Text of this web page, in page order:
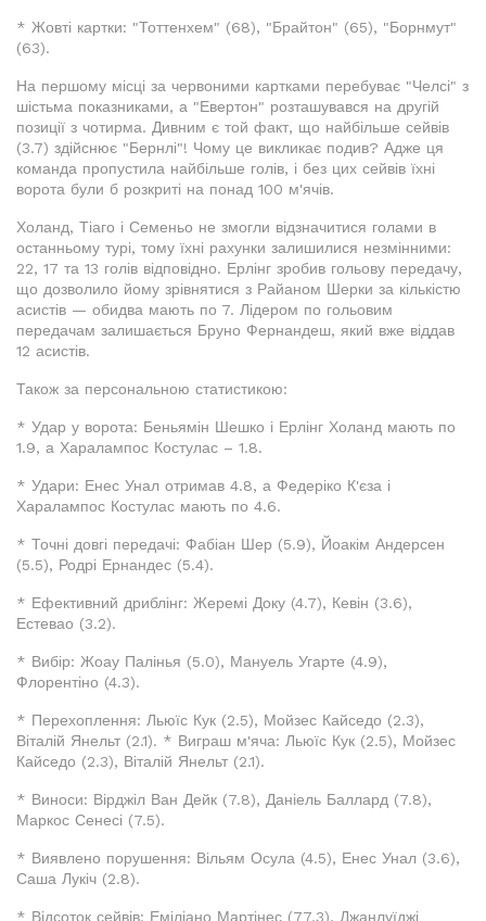
* Жовті картки: "Тоттенхем" (68), "Брайтон" (65), "Борнмут"
(63).
На першому місці за червоними картками перебуває "Челсі" з
шістьма показниками, а "Евертон" розташувався на другій
позиції з чотирма. Дивним є той факт, що найбільше сейвів
(3.7) здійснює "Бернлі"! Чому це викликає подив? Адже ця
команда пропустила найбільше голів, і без цих сейвів їхні
ворота були б розкриті на понад 100 м'ячів.
Холанд, Тіаго і Семеньо не змогли відзначитися голами в
останньому турі, тому їхні рахунки залишилися незмінними:
22, 17 та 13 голів відповідно. Ерлінг зробив гольову передачу,
що дозволило йому зрівнятися з Райаном Шерки за кількістю
асистів — обидва мають по 7. Лідером по гольовим
передачам залишається Бруно Фернандеш, який вже віддав
12 асистів.
Також за персональною статистикою:
* Удар у ворота: Беньямін Шешко і Ерлінг Холанд мають по
1.9, а Харалампос Костулас – 1.8.
* Удари: Енес Унал отримав 4.8, а Федеріко К'єза і
Харалампос Костулас мають по 4.6.
* Точні довгі передачі: Фабіан Шер (5.9), Йоакім Андерсен
(5.5), Родрі Ернандес (5.4).
* Ефективний дриблінг: Жеремі Доку (4.7), Кевін (3.6),
Естевао (3.2).
* Вибір: Жоау Палінья (5.0), Мануель Угарте (4.9),
Флорентіно (4.3).
* Перехоплення: Льюїс Кук (2.5), Мойзес Кайседо (2.3),
Віталій Янельт (2.1). * Виграш м'яча: Льюїс Кук (2.5), Мойзес
Кайседо (2.3), Віталій Янельт (2.1).
* Виноси: Вірджіл Ван Дейк (7.8), Даніель Баллард (7.8),
Маркос Сенесі (7.5).
* Виявлено порушення: Вільям Осула (4.5), Енес Унал (3.6),
Саша Лукіч (2.8).
* Відсоток сейвів: Еміліано Мартінес (77.3), Джанлуїджі